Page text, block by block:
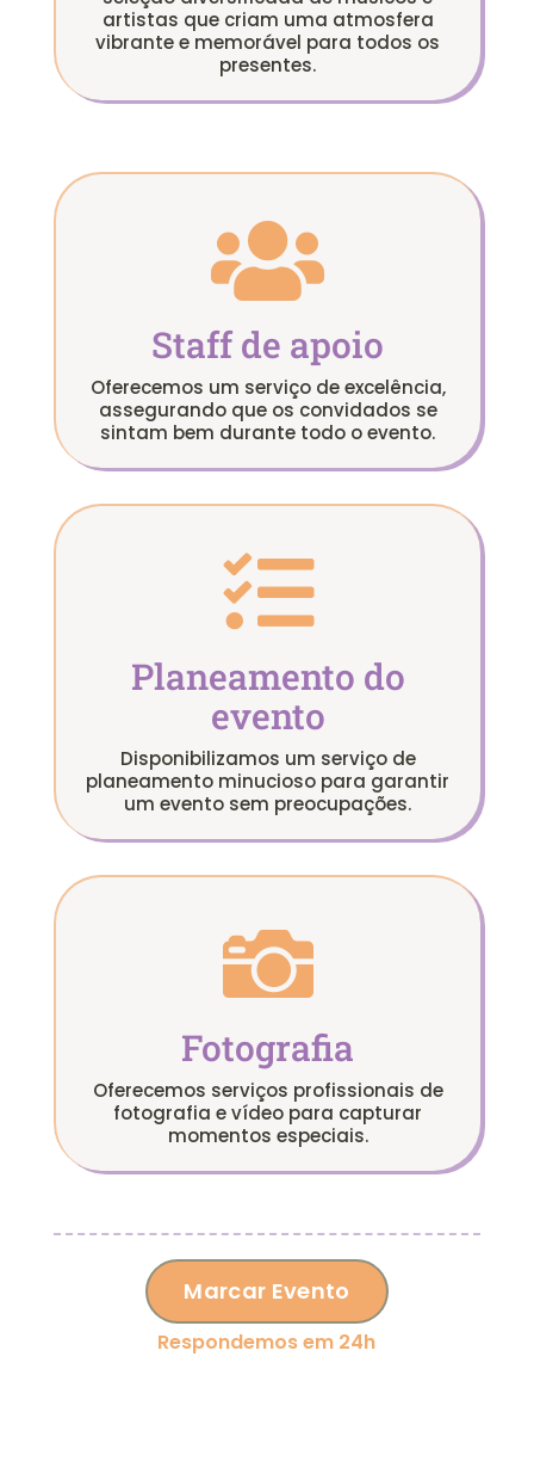
artistas que criam uma atmosfera
vibrante e memorável para todos os
presentes.

Staff de apoio
Oferecemos um serviço de excelência,
assegurando que os convidados se
sintam bem durante todo o evento.

Planeamento do
evento
Disponibilizamos um serviço de
planeamento minucioso para garantir
um evento sem preocupações.

Fotografia
Oferecemos serviços profissionais de
fotografia e vídeo para capturar
momentos especiais.
Marcar Evento
Respondemos em 24h